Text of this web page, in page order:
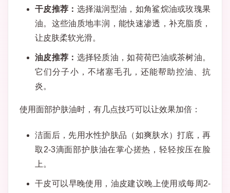
干皮推荐： 选择滋润型油，如角鲨烷油或玫瑰果
油。这些油质地丰润，能快速渗透，补充脂质，
让皮肤柔软光滑。
油皮推荐： 选择轻质油，如荷荷巴油或茶树油。
它们分子小，不堵塞毛孔，还能帮助控油、抗
炎。
使用面部护肤油时，有几点技巧可以让效果加倍：
洁面后，先用水性护肤品（如爽肤水）打底，再
取2-3滴面部护肤油在掌心搓热，轻轻按压在脸
上。
干皮可以早晚使用，油皮建议晚上使用或每周2-